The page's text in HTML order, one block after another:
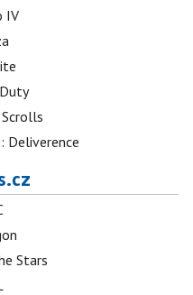
IV
Deliverence
Stars